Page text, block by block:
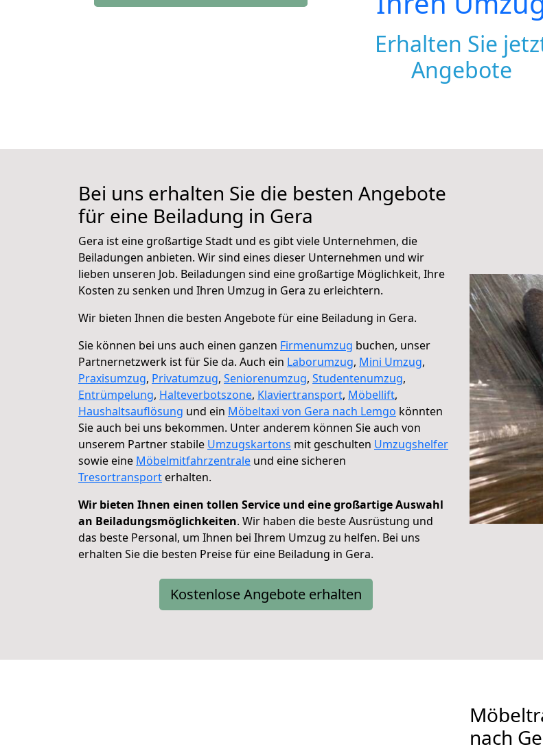
Erhalten Sie
Angebote
Bei uns erhalten Sie die besten Angebote
für eine Beiladung in Gera
Gera ist eine großartige Stadt und es gibt viele Unternehmen, die
Beiladungen anbieten. Wir sind eines dieser Unternehmen und wir
lieben unseren Job. Beiladungen sind eine großartige Möglichkeit, Ihre
Kosten zu senken und Ihren Umzug in Gera zu erleichtern.
Wir bieten Ihnen die besten Angebote für eine Beiladung in Gera.
Sie können bei uns auch einen ganzen Firmenumzug buchen, unser
Partnernetzwerk ist für Sie da. Auch ein Laborumzug, Mini Umzug,
Praxisumzug, Privatumzug, Seniorenumzug, Studentenumzug,
Entrümpelung, Halteverbotszone, Klaviertransport, Möbellift,
Haushaltsauflösung und ein Möbeltaxi von Gera nach Lemgo könnten
Sie auch bei uns bekommen. Unter anderem können Sie auch von
unserem Partner stabile Umzugskartons mit geschulten Umzugshelfer
sowie eine Möbelmitfahrzentrale und eine sicheren
Tresortransporterhalten.
Wir bieten Ihnen einen tollen Service und eine großartige Auswahl
an Beiladungsmöglichkeiten. Wir haben die beste Ausrüstung und
das beste Personal, um Ihnen bei Ihrem Umzug zu helfen. Bei uns
erhalten Sie die besten Preise für eine Beiladung in Gera.
Kostenlose Angebote erhalten
nach